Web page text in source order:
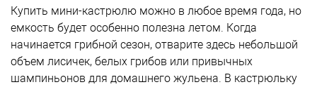
Купить мини-кастрюлю можно в любое время года, но
емкость будет особенно полезна летом. Когда
начинается грибной сезон, отварите здесь небольшой
объем лисичек, белых грибов или привычных
шампиньонов для домашнего жульена. В кастрюльку